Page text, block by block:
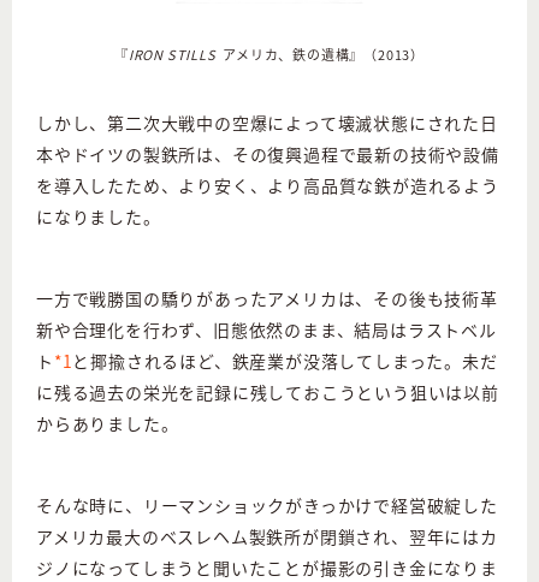
『IRON STILLS アメリカ、鉄の遺構』（2013）
しかし、第二次大戦中の空爆によって壊滅状態にされた日
本やドイツの製鉄所は、その復興過程で最新の技術や設備
を導入したため、より安く、より高品質な鉄が造れるよう
になりました。
一方で戦勝国の驕りがあったアメリカは、その後も技術革
新や合理化を行わず、旧態依然のまま、結局はラストベル
ト *1と揶揄されるほど、鉄産業が没落してしまった。未だ
に残る過去の栄光を記録に残しておこうという狙いは以前
からありました。
そんな時に、リーマンショックがきっかけで経営破綻した
アメリカ最大のベスレヘム製鉄所が閉鎖され、翌年にはカ
ジノになってしまうと聞いたことが撮影の引き金になりま